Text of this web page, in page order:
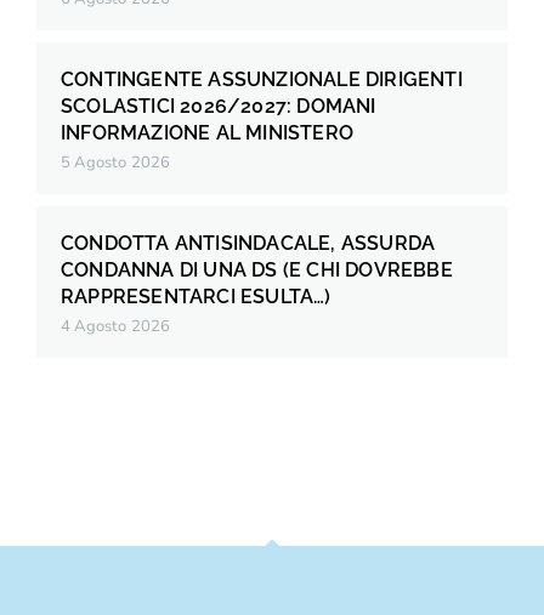
CONTINGENTE ASSUNZIONALE DIRIGENTI
SCOLASTICI 2026/2027: DOMANI
INFORMAZIONE AL MINISTERO
5 Agosto 2026
CONDOTTA ANTISINDACALE, ASSURDA
CONDANNA DI UNA DS (E CHI DOVREBBE
RAPPRESENTARCI ESULTA…)
4 Agosto 2026